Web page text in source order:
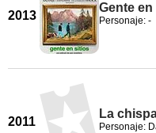
2013
Gente
Personaje: -
2011
La
Personaje: